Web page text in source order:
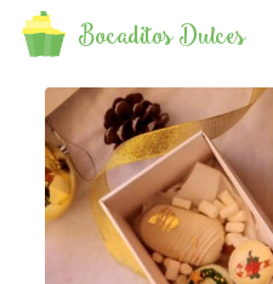
Bocaditos Dulces